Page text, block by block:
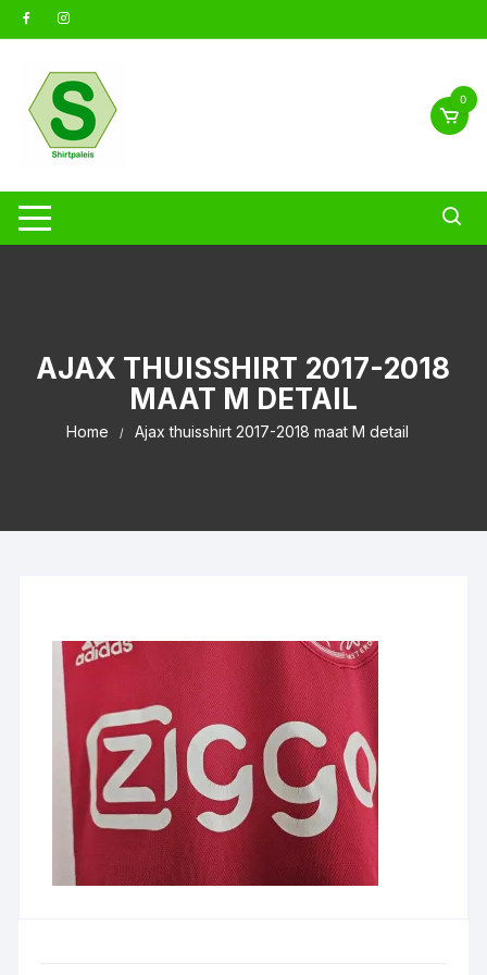
naar
0
AJAX THUISSHIRT 2017-2018
MAAT M DETAIL
Home Ajax thuisshirt 2017-2018 maat M detail